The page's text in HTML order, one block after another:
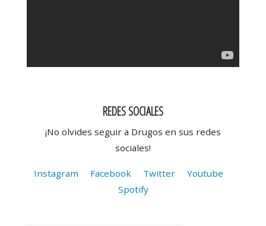
REDES SOCIALES
¡No olvides seguir a Drugos en sus redes
sociales!
Instagram Facebook Twitter
Youtube
Spotify